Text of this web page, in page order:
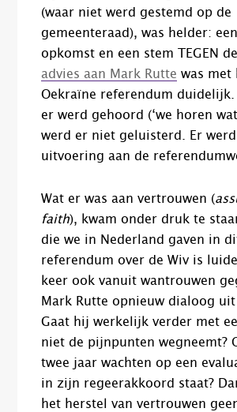
(waar niet werd gestemd op de
gemeenteraad), was helder: een
opkomst en een stem TEGEN
advies aan Mark Rutte was met
Oekraïne referendum duidelijk.
er werd gehoord (‘we horen
werd er niet geluisterd. Er
uitvoering aan de
Wat er was aan vertrouwen (
faith), kwam onder druk te
die we in Nederland gaven in
referendum over de Wiv is
keer ook vanuit wantrouwen
Mark Rutte opnieuw dialoog uit
Gaat hij werkelijk verder met
niet de pijnpunten wegneemt?
twee jaar wachten op een
in zijn regeerakkoord staat?
het herstel van vertrouwen